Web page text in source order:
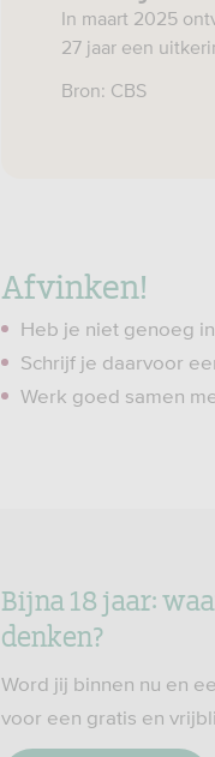
In maart 2025
27 jaar een
Bron: CBS
Afvinken!
Heb je niet genoeg
Schrijf je daarvoor
Werk goed samen
Bijna 18 jaar:
denken?
Word jij binnen nu en
voor een gratis en